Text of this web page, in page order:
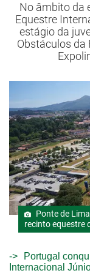
No âmbito da
Equestre
estágio da
Obstáculos da
Ponte de
recinto equestre
Portugal
Internacional